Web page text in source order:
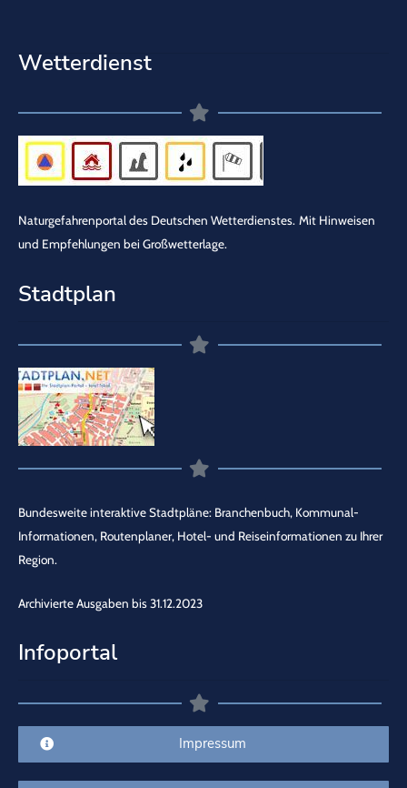
Wetterdienst
Naturgefahrenportal des Deutschen Wetterdienstes. Mit Hinweisen
und Empfehlungen bei Großwetterlage.
Stadtplan
Bundesweite interaktive Stadtpläne: Branchenbuch, Kommunal-
Informationen, Routenplaner, Hotel- und Reiseinformationen zu Ihrer
Region.
Archivierte Ausgaben bis 31.12.2023
Infoportal
Impressum